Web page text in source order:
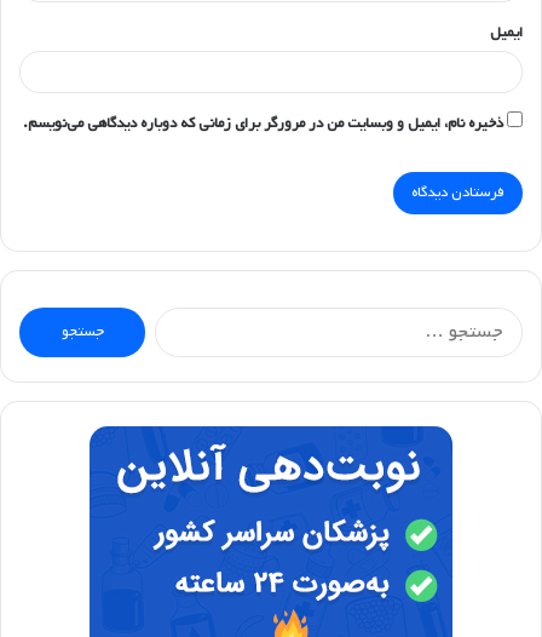
ایمیل
ذخیره نام، ایمیل و وبسایت من در مرورگر برای زمانی که دوباره دیدگاهی می‌نویسم.
جستجو
برای: